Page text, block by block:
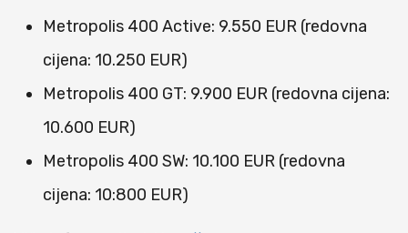
Metropolis 400 Active: 9.550 EUR (redovna
cijena: 10.250 EUR)
Metropolis 400 GT: 9.900 EUR (redovna cijena:
10.600 EUR)
Metropolis 400 SW: 10.100 EUR (redovna
cijena: 10:800 EUR)